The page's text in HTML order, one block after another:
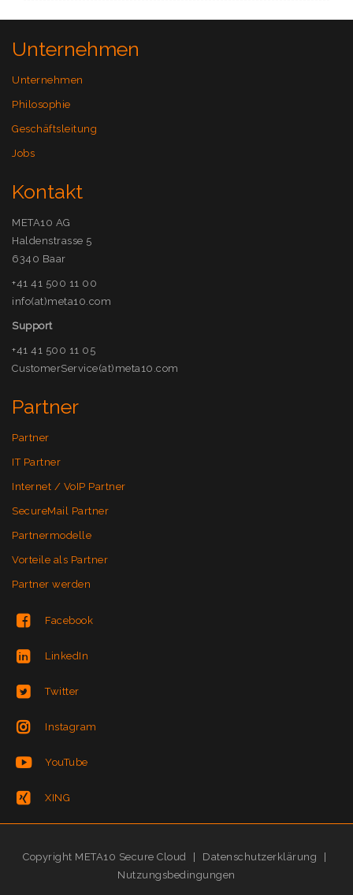
Unternehmen
Unternehmen
Philosophie
Geschäftsleitung
Jobs
Kontakt
META10 AG
Haldenstrasse 5
6340 Baar
+41 41 500 11 00
info(at)meta10.com
Support
+41 41 500 11 05
CustomerService(at)meta10.com
Partner
Partner
IT Partner
Internet / VoIP Partner
SecureMail Partner
Partnermodelle
Vorteile als Partner
Partner werden
Facebook
LinkedIn
Twitter
Instagram
YouTube
XING
Copyright META10 Secure Cloud Datenschutzerklärung
Nutzungsbedingungen